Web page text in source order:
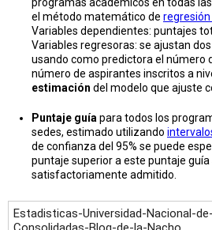
el método matemático de regresión
Variables dependientes: puntajes
Variables regresoras: se ajustan
usando como predictora el número
número de aspirantes inscritos a
estimación del modelo que ajuste
Puntaje guía para todos los
sedes, estimado utilizando
de confianza del 95% se puede
puntaje superior a este puntaje guía
satisfactoriamente admitido.